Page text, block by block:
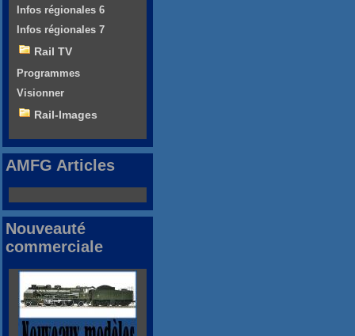
Infos régionales 6
Infos régionales 7
Rail TV
Programmes
Visionner
Rail-Images
AMFG Articles
Nouveauté
commerciale